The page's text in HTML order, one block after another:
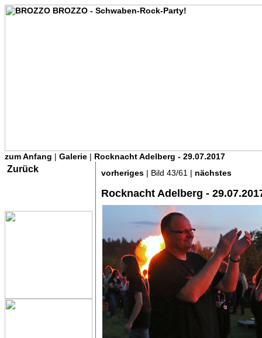
zum Anfang | Galerie | Rocknacht Adelberg - 29.07.2017
Zurück vorheriges | Bild 43/61 | nächstes
Rocknacht Adelberg -